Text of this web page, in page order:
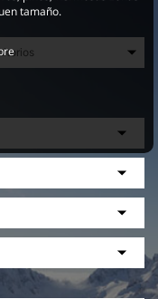
tamaño.